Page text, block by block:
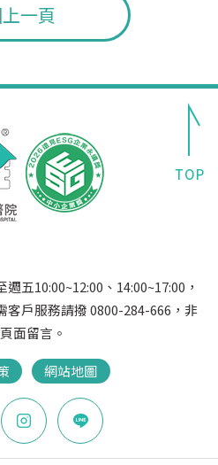
一頁
五10:00~12:00、14:00~17:00，
戶服務請撥 0800-284-666，非
面留言。
網站地圖